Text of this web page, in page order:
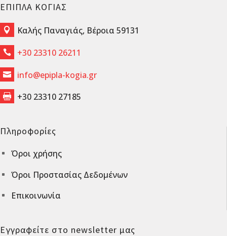
ΕΠΙΠΛΑ ΚΟΓΙΑΣ
 Καλής Παναγιάς, Βέροια 59131
 +30 23310 26211
 info@epipla-kogia.gr
 +30 23310 27185
Πληροφορίες
^ Όροι χρήσης
^ Όροι Προστασίας Δεδομένων
^ Επικοινωνία
Εγγραφείτε στο newsletter μας